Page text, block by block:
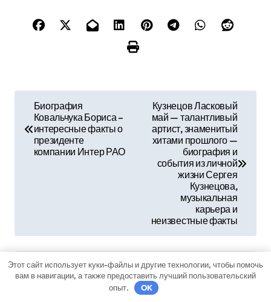
ц
и
Биография
Ковальчука Бориса –
интересные факты о
президенте
компании Интер РАО
Кузнецов Ласковый
май — талантливый
артист, знаменитый
хитами прошлого —
биография и
события из личной
жизни Сергея
Кузнецова,
музыкальная
карьера и
неизвестные факты
Bymining_broth
Этот сайт использует куки-файлы и другие технологии, чтобы помочь
вам в навигации, а также предоставить лучший пользовательский
опыт.
OK